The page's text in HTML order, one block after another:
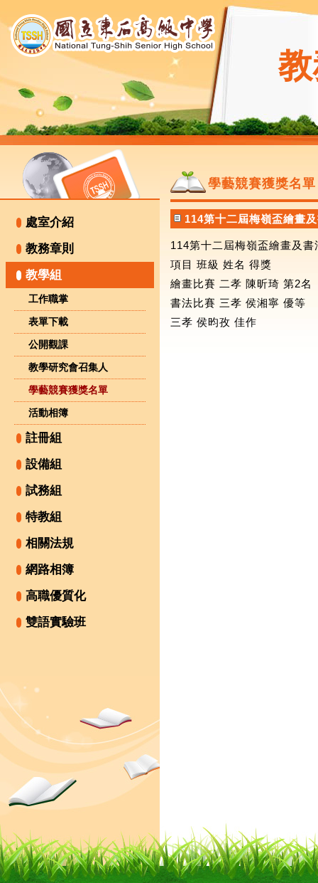
處室介紹
教務章則
教學組
工作職掌
表單下載
公開觀課
教學研究會召集人
學藝競賽獲獎名單
活動相簿
註冊組
設備組
試務組
特教組
相關法規
網路相簿
高職優質化
雙語實驗班
學藝競賽獲獎名單
114第十二屆梅嶺盃繪畫
114第十二屆梅嶺盃繪畫及
項目 班級 姓名 得獎
繪畫比賽 二孝 陳昕琦 第2名
書法比賽 三孝 侯湘寧 優等
三孝 侯昀孜 佳作